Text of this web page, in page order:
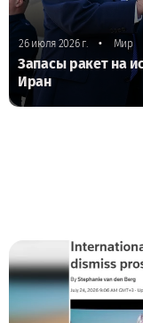
26 июля 2026 г. • Мир
Запасы ракет на
Иран